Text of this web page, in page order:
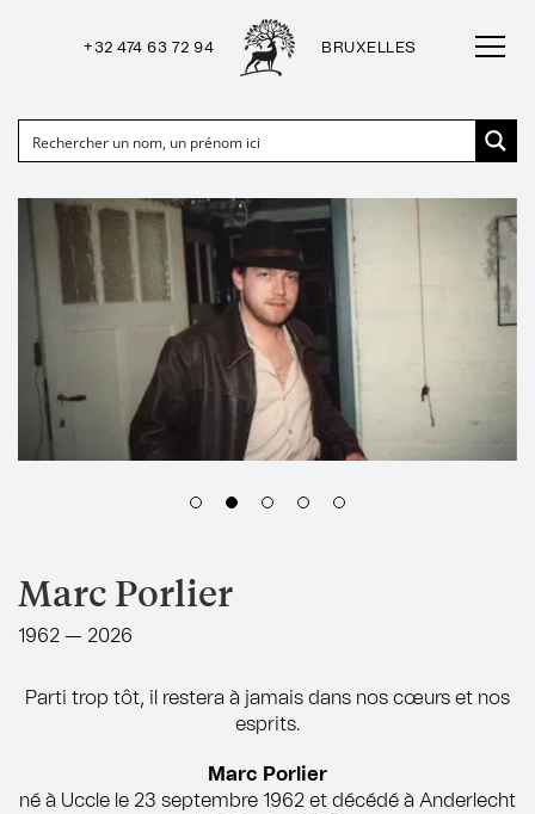
+32 474 63 72 94 BRUXELLES
Marc Porlier
1962 — 2026
Parti trop tôt, il restera à jamais dans nos cœurs et nos
esprits.
Marc Porlier
né à Uccle le 23 septembre 1962 et décédé à Anderlecht